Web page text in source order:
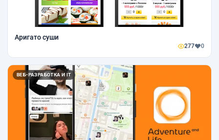
Аригато суши
277 0
ВЕБ-РАЗРАБОТКА И IT